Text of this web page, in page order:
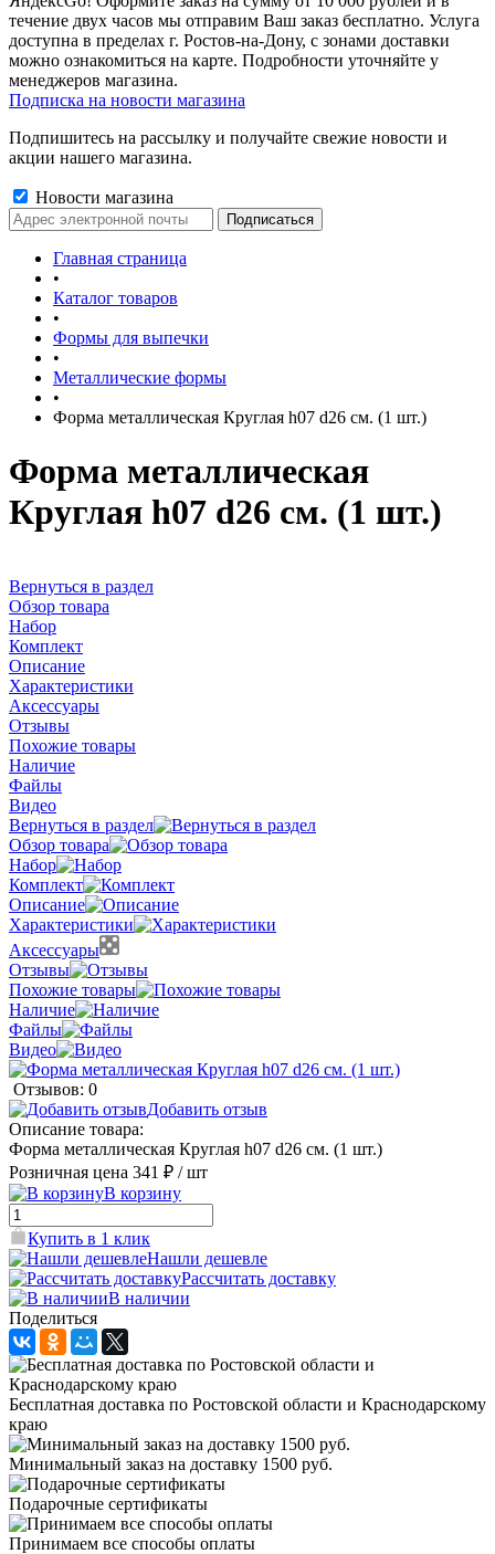
течение двух часов мы отправим Ваш заказ бесплатно. Услуга
доступна в пределах г. Ростов-на-Дону, с зонами доставки
можно ознакомиться на карте. Подробности уточняйте у
менеджеров магазина.
Подписка на новости магазина
Подпишитесь на рассылку и получайте свежие новости и
акции нашего магазина.
Новости магазина
Главная страница
•
Каталог товаров
•
Формы для выпечки
•
Металлические формы
•
Форма металлическая Круглая h07 d26 см. (1 шт.)
Форма металлическая
Круглая h07 d26 см. (1 шт.)
Вернуться в раздел
Обзор товара
Набор
Комплект
Описание
Характеристики
Аксессуары
Отзывы
Похожие товары
Наличие
Файлы
Видео
Вернуться в раздел
Обзор товара
Набор
Комплект
Описание
Характеристики
Аксессуары
Отзывы
Похожие товары
Наличие
Файлы
Видео
Отзывов: 0
Добавить отзыв
Описание товара:
Форма металлическая Круглая h07 d26 см. (1 шт.)
Розничная цена 341 ₽ / шт
В корзину
Купить в 1 клик
Нашли дешевле
Рассчитать доставку
В наличии
Поделиться
Бесплатная доставка по Ростовской области и Краснодарскому
краю
Минимальный заказ на доставку 1500 руб.
Подарочные сертификаты
Принимаем все способы оплаты